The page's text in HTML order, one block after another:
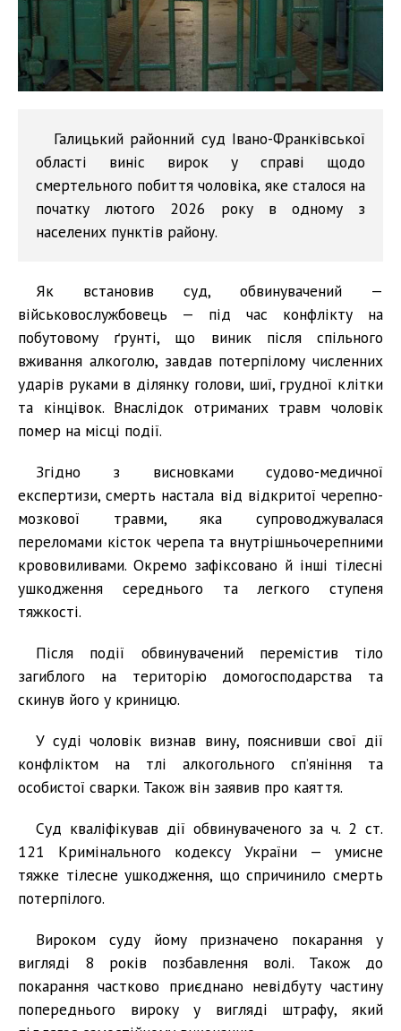
Галицький районний суд Івано-Франківської
області виніс вирок у справі щодо
смертельного побиття чоловіка, яке сталося на
початку лютого 2026 року в одному з
населених пунктів району.
Як встановив суд, обвинувачений —
військовослужбовець — під час конфлікту на
побутовому ґрунті, що виник після спільного
вживання алкоголю, завдав потерпілому численних
ударів руками в ділянку голови, шиї, грудної клітки
та кінцівок. Внаслідок отриманих травм чоловік
помер на місці події.
Згідно з висновками судово-медичної
експертизи, смерть настала від відкритої черепно-
мозкової травми, яка супроводжувалася
переломами кісток черепа та внутрішньочерепними
крововиливами. Окремо зафіксовано й інші тілесні
ушкодження середнього та легкого ступеня
тяжкості.
Після події обвинувачений перемістив тіло
загиблого на територію домогосподарства та
скинув його у криницю.
У суді чоловік визнав вину, пояснивши свої дії
конфліктом на тлі алкогольного сп’яніння та
особистої сварки. Також він заявив про каяття.
Суд кваліфікував дії обвинуваченого за ч. 2 ст.
121 Кримінального кодексу України — умисне
тяжке тілесне ушкодження, що спричинило смерть
потерпілого.
Вироком суду йому призначено покарання у
вигляді 8 років позбавлення волі. Також до
покарання частково приєднано невідбуту частину
попереднього вироку у вигляді штрафу, який